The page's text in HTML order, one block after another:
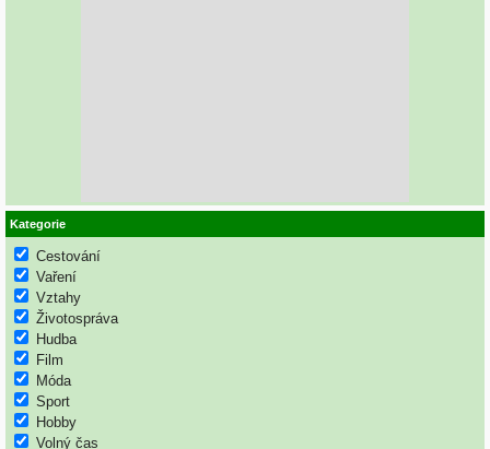
Kategorie
Cestování
Vaření
Vztahy
Životospráva
Hudba
Film
Móda
Sport
Hobby
Volný čas